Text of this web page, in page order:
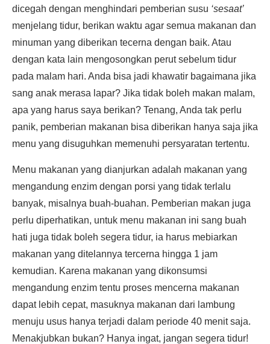
dicegah dengan menghindari pemberian susu ‘sesaat’
menjelang tidur, berikan waktu agar semua makanan dan
minuman yang diberikan tecerna dengan baik. Atau
dengan kata lain mengosongkan perut sebelum tidur
pada malam hari. Anda bisa jadi khawatir bagaimana jika
sang anak merasa lapar? Jika tidak boleh makan malam,
apa yang harus saya berikan? Tenang, Anda tak perlu
panik, pemberian makanan bisa diberikan hanya saja jika
menu yang disuguhkan memenuhi persyaratan tertentu.
Menu makanan yang dianjurkan adalah makanan yang
mengandung enzim dengan porsi yang tidak terlalu
banyak, misalnya buah-buahan. Pemberian makan juga
perlu diperhatikan, untuk menu makanan ini sang buah
hati juga tidak boleh segera tidur, ia harus mebiarkan
makanan yang ditelannya tercerna hingga 1 jam
kemudian. Karena makanan yang dikonsumsi
mengandung enzim tentu proses mencerna makanan
dapat lebih cepat, masuknya makanan dari lambung
menuju usus hanya terjadi dalam periode 40 menit saja.
Menakjubkan bukan? Hanya ingat, jangan segera tidur!